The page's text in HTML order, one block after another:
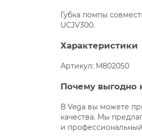
Губка помпы
UCJV300.
Характеристики
Артикул: M802050
Почему выгодно
В Vega вы можете
качества. Мы
и